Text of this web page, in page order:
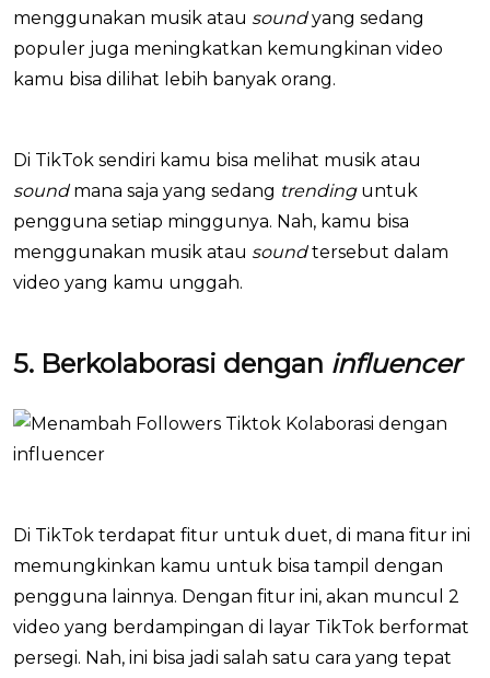
menggunakan musik atau soundyang sedang
populer juga meningkatkan kemungkinan video
kamu bisa dilihat lebih banyak orang.
Di TikTok sendiri kamu bisa melihat musik atau
soundmana saja yang sedang trending untuk
pengguna setiap minggunya. Nah, kamu bisa
menggunakan musik atau soundtersebut dalam
video yang kamu unggah.
5. Berkolaborasi dengan influencer
Di TikTok terdapat fitur untuk duet, di mana fitur ini
memungkinkan kamu untuk bisa tampil dengan
pengguna lainnya. Dengan fitur ini, akan muncul 2
video yang berdampingan di layar TikTok berformat
persegi. Nah, ini bisa jadi salah satu cara yang tepat